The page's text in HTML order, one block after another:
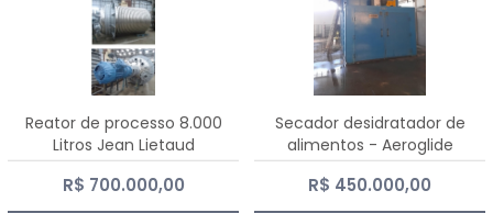
Reator de processo 8.000
Litros Jean Lietaud
R$ 700.000,00
Secador desidratador de
alimentos - Aeroglide
R$ 450.000,00